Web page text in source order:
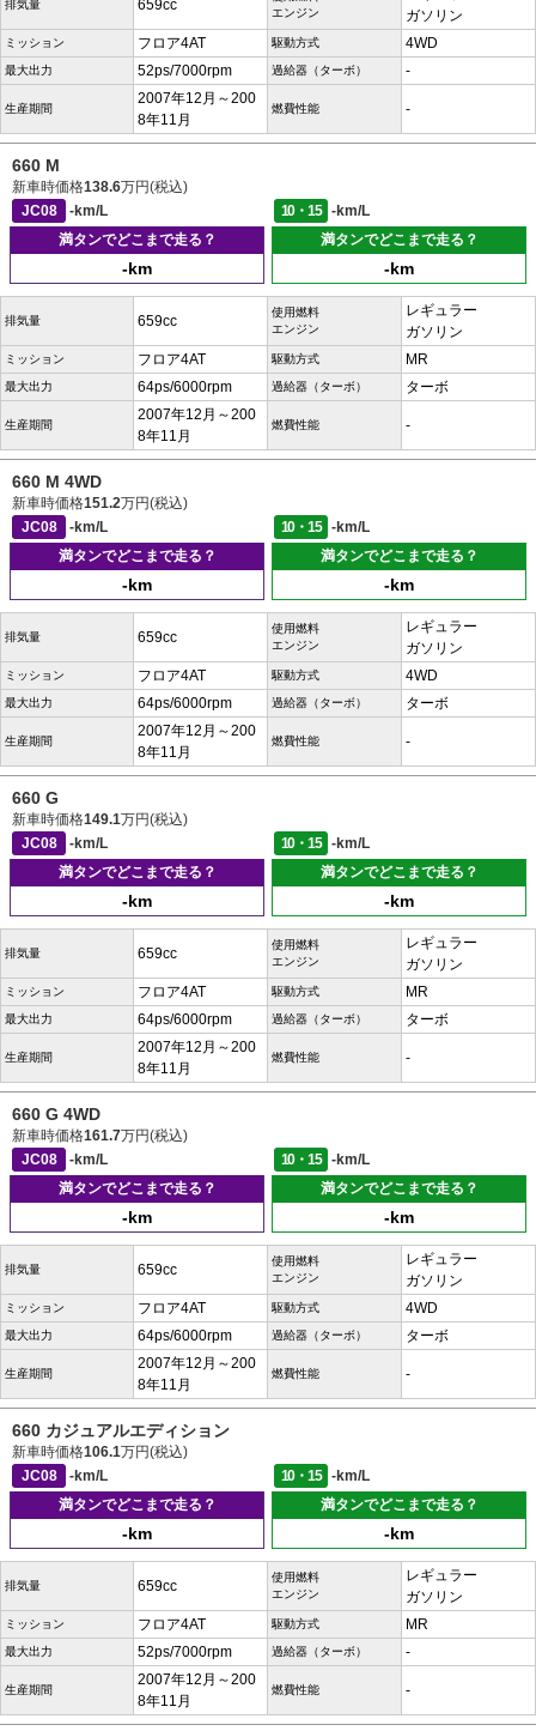
排気量 659cc
エンジン
ガソリン
ミッション フロア4AT 駆動方式 4WD
最大出力 52ps/7000rpm 過給器（ターボ） -
生産期間
2007年12月～200
8年11月
燃費性能 -
660 M
新車時価格138.6万円(税込)
JC08
-km/L 10・15
-km/L
満タンでどこまで走る？
-km
満タンでどこまで走る？
-km
排気量 659cc
使用燃料
エンジン
レギュラー
ガソリン
ミッション フロア4AT 駆動方式 MR
最大出力 64ps/6000rpm 過給器（ターボ） ターボ
生産期間
2007年12月～200
8年11月
燃費性能 -
660 M 4WD
新車時価格151.2万円(税込)
JC08
-km/L 10・15
-km/L
満タンでどこまで走る？
-km
満タンでどこまで走る？
-km
排気量 659cc
使用燃料
エンジン
レギュラー
ガソリン
ミッション フロア4AT 駆動方式 4WD
最大出力 64ps/6000rpm 過給器（ターボ） ターボ
生産期間
2007年12月～200
8年11月
燃費性能 -
660 G
新車時価格149.1万円(税込)
JC08
-km/L 10・15
-km/L
満タンでどこまで走る？
-km
満タンでどこまで走る？
-km
排気量 659cc
使用燃料
エンジン
レギュラー
ガソリン
ミッション フロア4AT 駆動方式 MR
最大出力 64ps/6000rpm 過給器（ターボ） ターボ
生産期間
2007年12月～200
8年11月
燃費性能 -
660 G 4WD
新車時価格161.7万円(税込)
JC08
-km/L 10・15
-km/L
満タンでどこまで走る？
-km
満タンでどこまで走る？
-km
排気量 659cc
使用燃料
エンジン
レギュラー
ガソリン
ミッション フロア4AT 駆動方式 4WD
最大出力 64ps/6000rpm 過給器（ターボ） ターボ
生産期間
2007年12月～200
8年11月
燃費性能 -
660 カジュアルエディション
新車時価格106.1万円(税込)
JC08
-km/L 10・15
-km/L
満タンでどこまで走る？
-km
満タンでどこまで走る？
-km
排気量 659cc
使用燃料
エンジン
レギュラー
ガソリン
ミッション フロア4AT 駆動方式 MR
最大出力 52ps/7000rpm 過給器（ターボ） -
生産期間
2007年12月～200
8年11月
燃費性能 -